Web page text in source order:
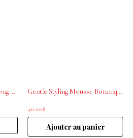
BES Styling Hair Spray Strong Hold 500ml Gentle Styling Mousse Botanique La Biosthetique 200 ml
40.00$
Ajouter au panier